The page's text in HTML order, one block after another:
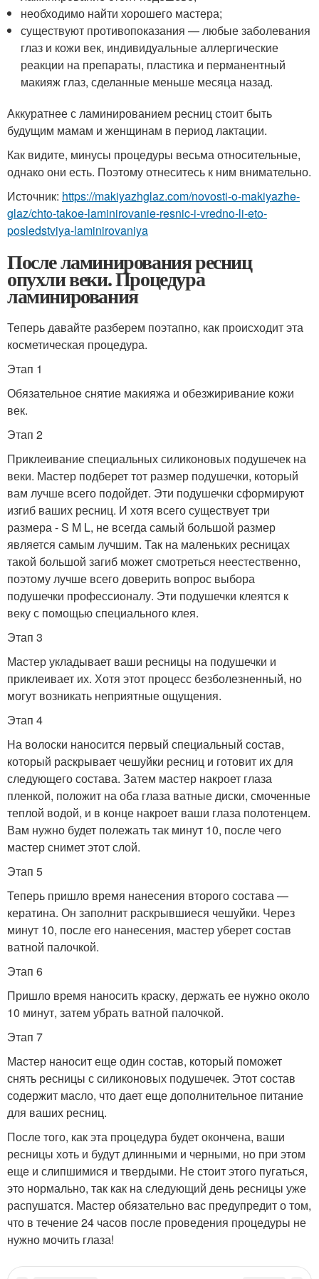
необходимо найти хорошего мастера;
существуют противопоказания — любые заболевания
глаз и кожи век, индивидуальные аллергические
реакции на препараты, пластика и перманентный
макияж глаз, сделанные меньше месяца назад.
Аккуратнее с ламинированием ресниц стоит быть
будущим мамам и женщинам в период лактации.
Как видите, минусы процедуры весьма относительные,
однако они есть. Поэтому отнеситесь к ним внимательно.
Источник: https://makiyazhglaz.com/novosti-o-makiyazhe-
glaz/chto-takoe-laminirovanie-resnic-i-vredno-li-eto-
posledstviya-laminirovaniya
После ламинирования ресниц
опухли веки. Процедура
ламинирования
Теперь давайте разберем поэтапно, как происходит эта
косметическая процедура.
Этап 1
Обязательное снятие макияжа и обезжиривание кожи
век.
Этап 2
Приклеивание специальных силиконовых подушечек на
веки. Мастер подберет тот размер подушечки, который
вам лучше всего подойдет. Эти подушечки сформируют
изгиб ваших ресниц. И хотя всего существует три
размера - S M L, не всегда самый большой размер
является самым лучшим. Так на маленьких ресницах
такой большой загиб может смотреться неестественно,
поэтому лучше всего доверить вопрос выбора
подушечки профессионалу. Эти подушечки клеятся к
веку с помощью специального клея.
Этап 3
Мастер укладывает ваши ресницы на подушечки и
приклеивает их. Хотя этот процесс безболезненный, но
могут возникать неприятные ощущения.
Этап 4
На волоски наносится первый специальный состав,
который раскрывает чешуйки ресниц и готовит их для
следующего состава. Затем мастер накроет глаза
пленкой, положит на оба глаза ватные диски, смоченные
теплой водой, и в конце накроет ваши глаза полотенцем.
Вам нужно будет полежать так минут 10, после чего
мастер снимет этот слой.
Этап 5
Теперь пришло время нанесения второго состава —
кератина. Он заполнит раскрывшиеся чешуйки. Через
минут 10, после его нанесения, мастер уберет состав
ватной палочкой.
Этап 6
Пришло время наносить краску, держать ее нужно около
10 минут, затем убрать ватной палочкой.
Этап 7
Мастер наносит еще один состав, который поможет
снять ресницы с силиконовых подушечек. Этот состав
содержит масло, что дает еще дополнительное питание
для ваших ресниц.
После того, как эта процедура будет окончена, ваши
ресницы хоть и будут длинными и черными, но при этом
еще и слипшимися и твердыми. Не стоит этого пугаться,
это нормально, так как на следующий день ресницы уже
распушатся. Мастер обязательно вас предупредит о том,
что в течение 24 часов после проведения процедуры не
нужно мочить глаза!
Категории: